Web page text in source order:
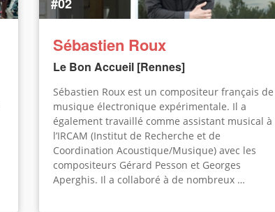
Sébastien Roux
Le Bon Accueil [Rennes]
Sébastien Roux est un compositeur français de
musique électronique expérimentale. Il a
également travaillé comme assistant musical à
l’IRCAM (Institut de Recherche et de
Coordination Acoustique/Musique) avec les
compositeurs Gérard Pesson et Georges
Aperghis. Il a collaboré à de nombreux …